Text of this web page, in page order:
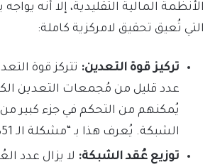
الأنظمة المالية التقليدية، إلا أنه
التي تُعيق تحقيق لامركزية كاملة:
تركيز قوة التعدين: تتركز قوة
عدد قليل من مُجمعات التعدين
يُمكنهم من التحكم في جزء كبير
الشبكة. يُعرف هذا بـ “مشكلة الـ 51%”.
توزيع عُقد الشبكة: لا يزال عدد